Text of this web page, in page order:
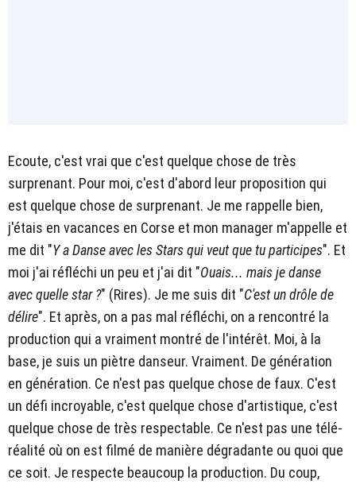
Ecoute, c'est vrai que c'est quelque chose de très
surprenant. Pour moi, c'est d'abord leur proposition qui
est quelque chose de surprenant. Je me rappelle bien,
j'étais en vacances en Corse et mon manager m'appelle et
me dit "Y a Danse avec les Stars qui veut que tu participes". Et
moi j'ai réfléchi un peu et j'ai dit "Ouais... mais je danse
avec quelle star ?" (Rires). Je me suis dit "C'est un drôle de
délire". Et après, on a pas mal réfléchi, on a rencontré la
production qui a vraiment montré de l'intérêt. Moi, à la
base, je suis un piètre danseur. Vraiment. De génération
en génération. Ce n'est pas quelque chose de faux. C'est
un défi incroyable, c'est quelque chose d'artistique, c'est
quelque chose de très respectable. Ce n'est pas une télé-
réalité où on est filmé de manière dégradante ou quoi que
ce soit. Je respecte beaucoup la production. Du coup,